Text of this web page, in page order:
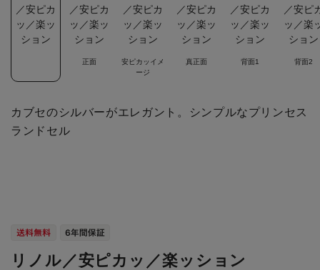
正面
安ピカッイメ
ージ
真正面 背面1 背面2
カブセのシルバーがエレガント。シンプルなプリンセス
ランドセル
リノル／安ピカッ／楽ッション